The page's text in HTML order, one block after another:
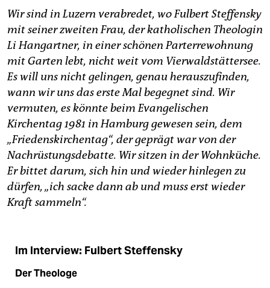
abo
genossenschaft
epaper login
Wir sind in Luzern verabredet, wo Fulbert Steffensky
mit seiner zweiten Frau, der katholischen Theologin
Li Hangartner, in einer schönen Parterrewohnung
mit Garten lebt, nicht weit vom Vierwaldstättersee.
Es will uns nicht gelingen, genau herauszufinden,
wann wir uns das erste Mal begegnet sind. Wir
vermuten, es könnte beim Evangelischen
Kirchentag 1981 in Hamburg gewesen sein, dem
„Friedenskirchentag“, der geprägt war von der
Nachrüstungsdebatte. Wir sitzen in der Wohnküche.
Er bittet darum, sich hin und wieder hinlegen zu
dürfen, „ich sacke dann ab und muss erst wieder
Kraft sammeln“.
Im Interview: Fulbert Steffensky
Der Theologe